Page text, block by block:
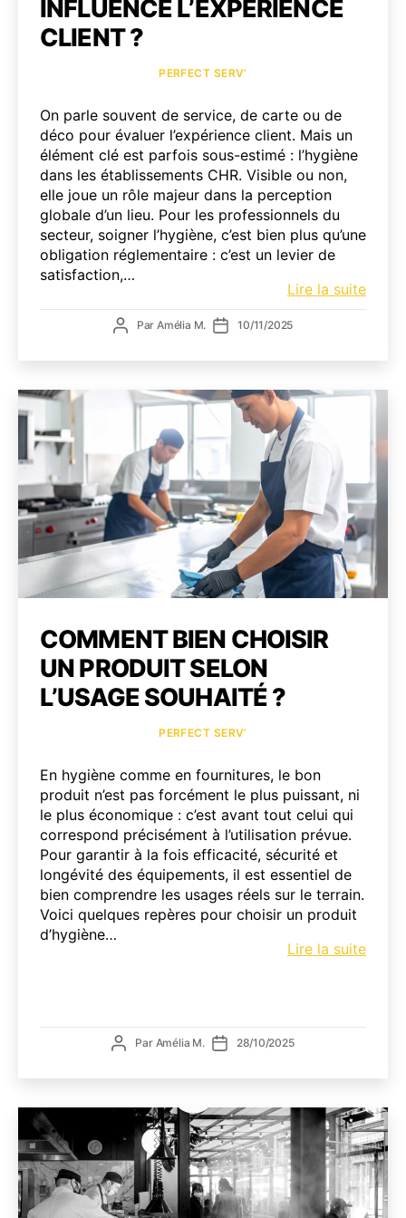
INFLUENCE L’EXPÉRIENCE
CLIENT ?
PERFECT SERV’
On parle souvent de service, de carte ou de
déco pour évaluer l’expérience client. Mais un
élément clé est parfois sous-estimé : l’hygiène
dans les établissements CHR. Visible ou non,
elle joue un rôle majeur dans la perception
globale d’un lieu. Pour les professionnels du
secteur, soigner l’hygiène, c’est bien plus qu’une
obligation réglementaire : c’est un levier de
satisfaction,…
Lire la suite
CHR
client
AuteurParAmélia M. Date
10/11/2025
COMMENT BIEN CHOISIR
UN PRODUIT SELON
L’USAGE SOUHAITÉ ?
PERFECT SERV’
En hygiène comme en fournitures, le bon
produit n’est pas forcément le plus puissant, ni
le plus économique : c’est avant tout celui qui
correspond précisément à l’utilisation prévue.
Pour garantir à la fois efficacité, sécurité et
longévité des équipements, il est essentiel de
bien comprendre les usages réels sur le terrain.
Voici quelques repères pour choisir un produit
d’hygiène…
Lire la suite
?
AuteurPar Amélia M. Date
28/10/2025